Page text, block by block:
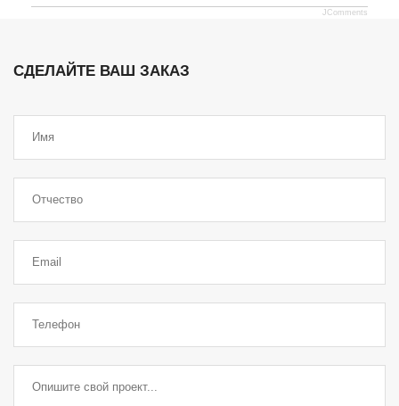
JComments
СДЕЛАЙТЕ ВАШ ЗАКАЗ